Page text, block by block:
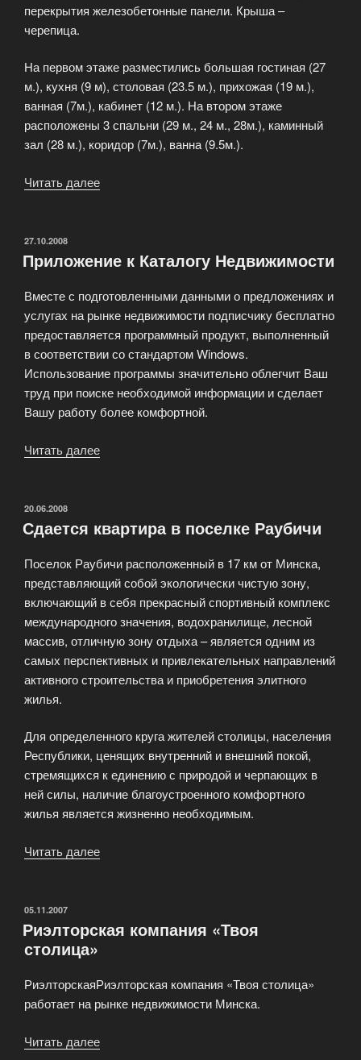
перекрытия железобетонные панели. Крыша –
черепица.
На первом этаже разместились большая гостиная (27
м.), кухня (9 м), столовая (23.5 м.), прихожая (19 м.),
ванная (7м.), кабинет (12 м.). На втором этаже
расположены 3 спальни (29 м., 24 м., 28м.), каминный
зал (28 м.), коридор (7м.), ванна (9.5м.).
Читать далее
ОПУБЛИКОВАНО
27.10.2008
Приложение к Каталогу Недвижимости
Вместе с подготовленными данными о предложениях и
услугах на рынке недвижимости подписчику бесплатно
предоставляется программный продукт, выполненный
в соответствии со стандартом Windows.
Использование программы значительно облегчит Ваш
труд при поиске необходимой информации и сделает
Вашу работу более комфортной.
Читать далее
ОПУБЛИКОВАНО
20.06.2008
Сдается квартира в поселке Раубичи
Поселок Раубичи расположенный в 17 км от Минска,
представляющий собой экологически чистую зону,
включающий в себя прекрасный спортивный комплекс
международного значения, водохранилище, лесной
массив, отличную зону отдыха – является одним из
самых перспективных и привлекательных направлений
активного строительства и приобретения элитного
жилья.
Для определенного круга жителей столицы, населения
Республики, ценящих внутренний и внешний покой,
стремящихся к единению с природой и черпающих в
ней силы, наличие благоустроенного комфортного
жилья является жизненно необходимым.
Читать далее
Раубичи»
ОПУБЛИКОВАНО
05.11.2007
Риэлторская компания «Твоя
столица»
РиэлторскаяРиэлторская компания «Твоя столица»
работает на рынке недвижимости Минска.
Читать далее